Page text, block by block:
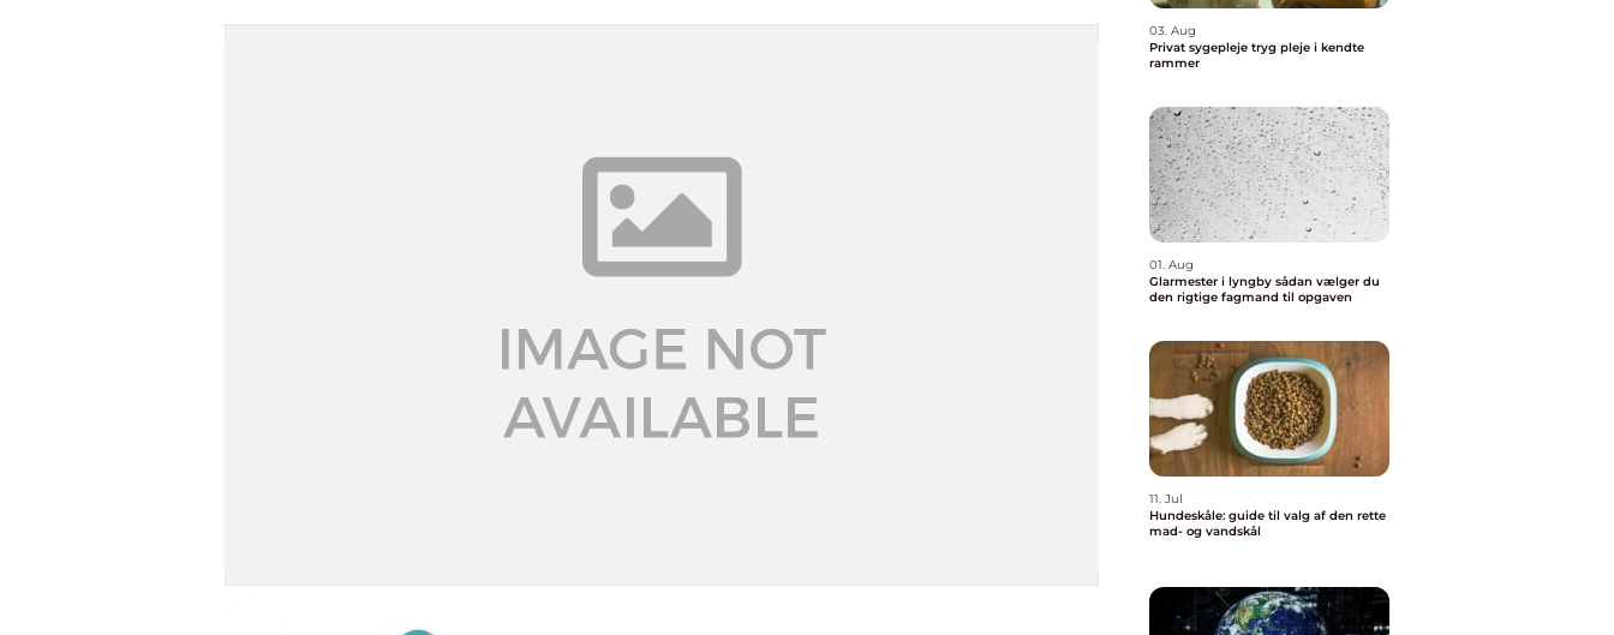
03. Aug
Privat sygepleje tryg pleje i kendte
rammer
01. Aug
Glarmester i lyngby sådan vælger du
den rigtige fagmand til opgaven
11. Jul
Hundeskåle: guide til valg af den rette
mad- og vandskål